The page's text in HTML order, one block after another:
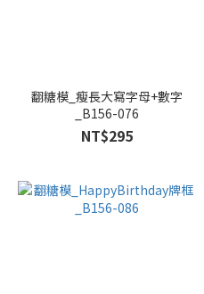
翻糖模_瘦長大寫字母+數字
_B156-076
NT$295